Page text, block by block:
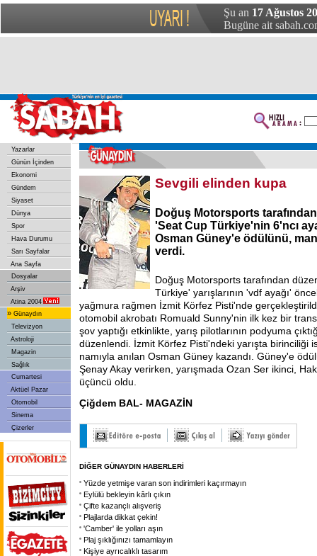
Şu an 17 Ağustos
Bugüne ait
Yazarlar
Günün İçinden
Ekonomi
Gündem
Siyaset
Dünya
Spor
Hava Durumu
Sarı Sayfalar
Ana Sayfa
Dosyalar
Arşiv
Atina 2004
» Günaydın
Televizyon
Astroloji
Magazin
Sağlık
Cumartesi
Aktüel Pazar
Otomobil
Sinema
Çizerler
Sevgili elinden kupa
Doğuş Motorsports
'Seat Cup Türkiye'nin 6'ncı
Osman Güney'e ödülünü,
verdi.
Doğuş Motorsports tarafından
Türkiye' yarışlarının 'vdf ayağı'
yağmura rağmen İzmit Körfez Pisti'nde
otomobil akrobatı Romuald Sunny'nin ilk kez bir
şov yaptığı etkinlikte, yarış pilotlarının podyuma
düzenlendi. İzmit Körfez Pisti'ndeki yarışta birinciliği
namıyla anılan Osman Güney kazandı. Güney'e
Şenay Akay verirken, yarışmada Ozan Ser ikinci,
üçüncü oldu.
Çiğdem BAL- MAGAZİN
DİĞER GÜNAYDIN HABERLERİ
Yüzde yetmişe varan son indirimleri kaçırmayın
Eylülü bekleyin kârlı çıkın
Çifte kazançlı alışveriş
Plajlarda dikkat çekin!
'Camber' ile yolları aşın
Plaj şıklığınızı tamamlayın
Kişiye ayrıcalıklı tasarım